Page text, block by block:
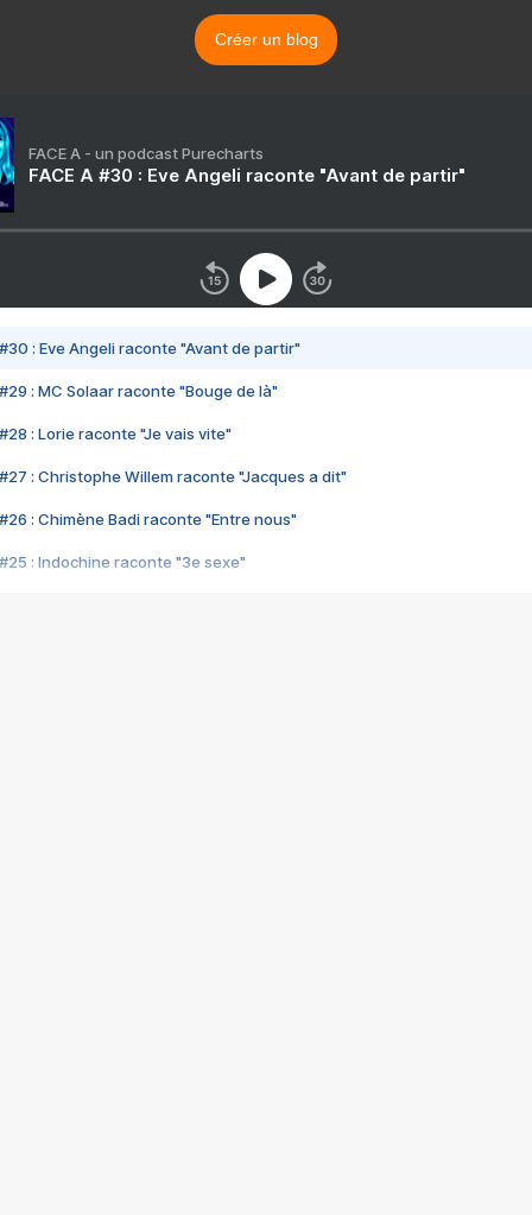
Créer un blog
FACE A - un podcast Purecharts
FACE A #30 : Eve Angeli raconte "Avant de partir"
#30 : Eve Angeli raconte "Avant de partir"
#29 : MC Solaar raconte "Bouge de là"
#28 : Lorie raconte "Je vais vite"
#27 : Christophe Willem raconte "Jacques a dit"
#26 : Chimène Badi raconte "Entre nous"
#25 : Indochine raconte "3e sexe"